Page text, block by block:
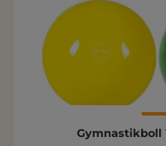
Gymnastikboll